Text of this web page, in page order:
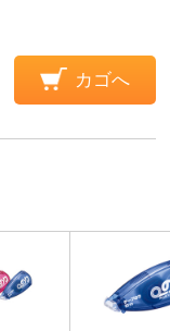
カゴへ